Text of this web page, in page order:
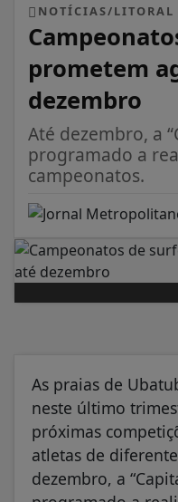
NOTÍCIAS/LITORAL
prometem
dezembro
Até dezembro, a
programado a
campeonatos.
As praias de
neste último
próximas
atletas de
dezembro, a